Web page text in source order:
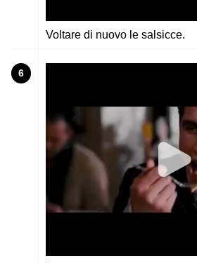
Voltare di nuovo le salsicce.
6